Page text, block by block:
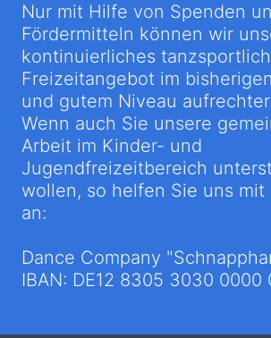
Nur mit Hilfe von Spenden
Fördermitteln können wir
kontinuierliches
Freizeitangebot im
und gutem Niveau
Wenn auch Sie unsere
Arbeit im Kinder- und
Jugendfreizeitbereich
wollen, so helfen Sie uns mit
an:
Dance Company
IBAN: DE12 8305 3030 0000